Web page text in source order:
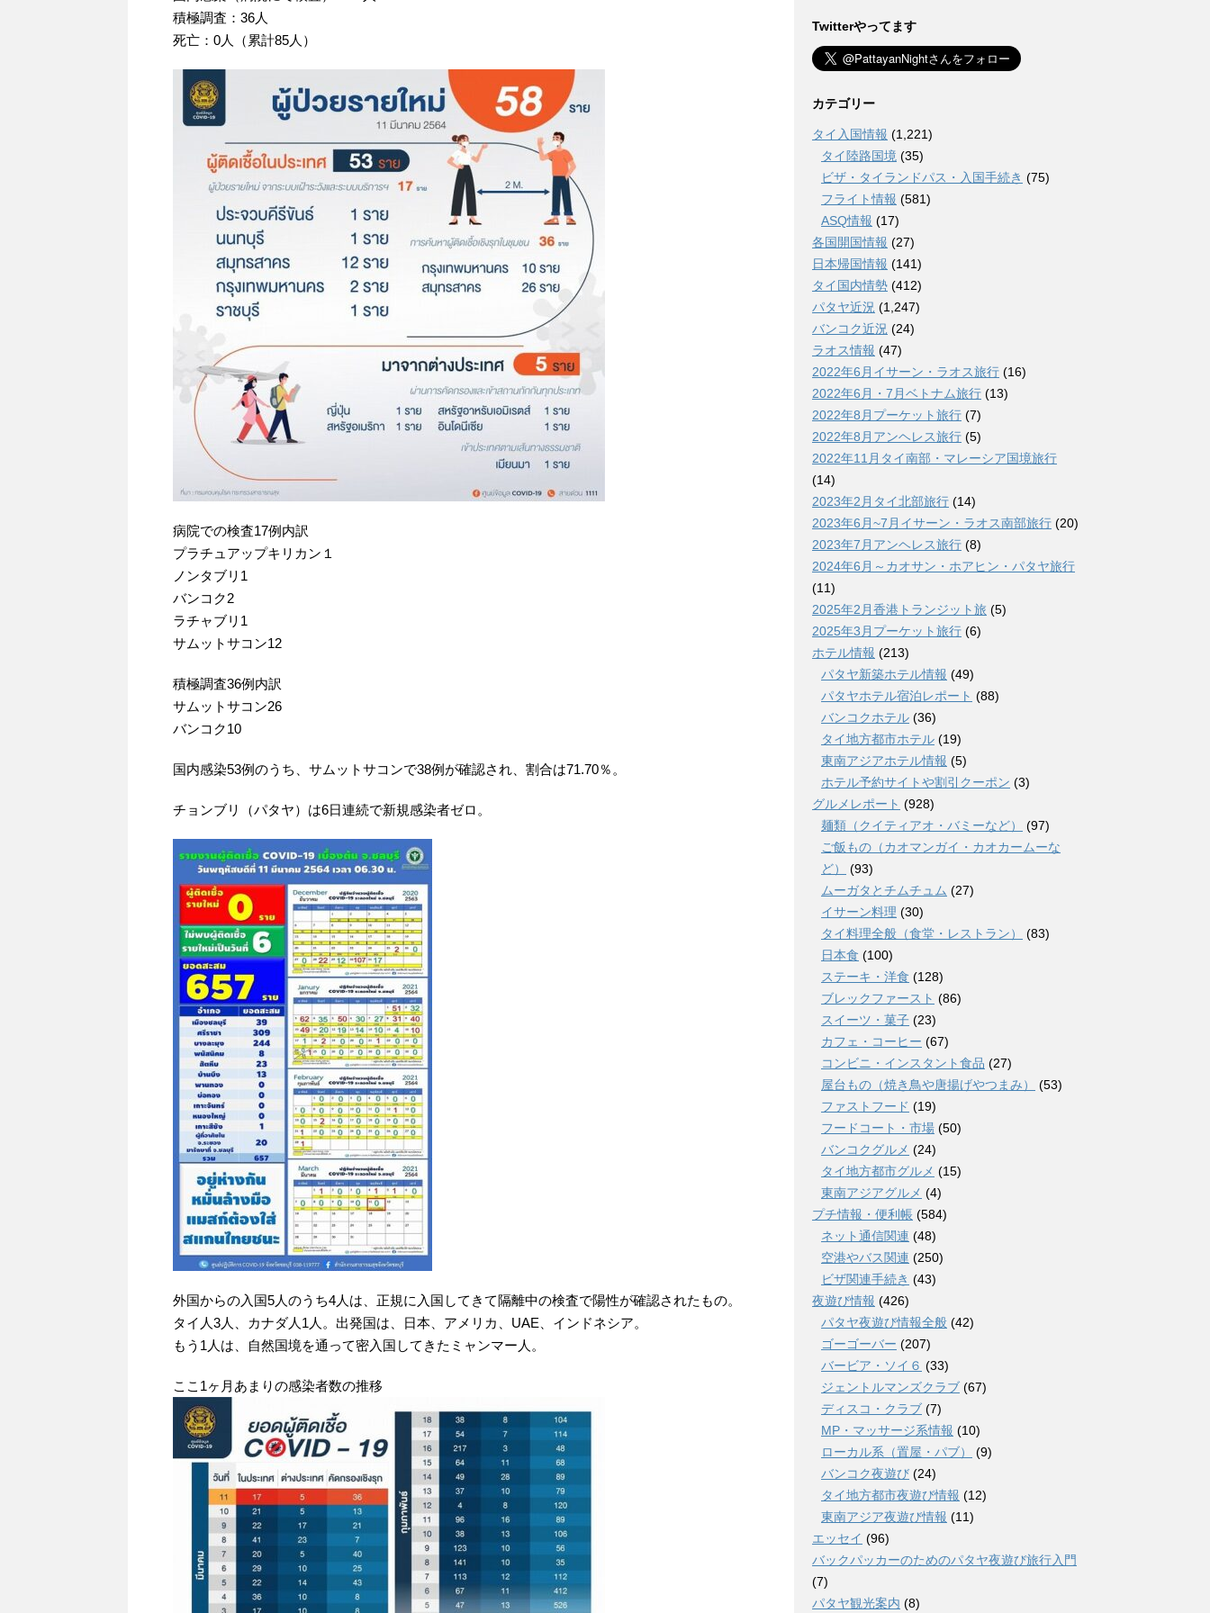
積極調査：36人
死亡：0人（累計85人）
病院での検査17例内訳
プラチュアップキリカン１
ノンタブリ1
バンコク2
ラチャブリ1
サムットサコン12
積極調査36例内訳
サムットサコン26
バンコク10
国内感染53例のうち、サムットサコンで38例が確認され、割合は71.70％。
チョンブリ（パタヤ）は6日連続で新規感染者ゼロ。
外国からの入国5人のうち4人は、正規に入国してきて隔離中の検査で陽性が確認されたもの。
タイ人3人、カナダ人1人。出発国は、日本、アメリカ、UAE、インドネシア。
もう1人は、自然国境を通って密入国してきたミャンマー人。
ここ1ヶ月あまりの感染者数の推移
Twitterやってます
カテゴリー
タイ入国情報 (1,221)
タイ陸路国境 (35)
ビザ・タイランドパス・入国手続き (75)
フライト情報 (581)
ASQ情報 (17)
各国開国情報 (27)
日本帰国情報 (141)
タイ国内情勢 (412)
パタヤ近況 (1,247)
バンコク近況 (24)
ラオス情報 (47)
2022年6月イサーン・ラオス旅行 (16)
2022年6月・7月ベトナム旅行 (13)
2022年8月プーケット旅行 (7)
2022年8月アンヘレス旅行 (5)
2022年11月タイ南部・マレーシア国境旅行
(14)
2023年2月タイ北部旅行 (14)
2023年6月~7月イサーン・ラオス南部旅行 (20)
2023年7月アンヘレス旅行 (8)
2024年6月～カオサン・ホアヒン・パタヤ旅行
(11)
2025年2月香港トランジット旅 (5)
2025年3月プーケット旅行 (6)
ホテル情報 (213)
パタヤ新築ホテル情報 (49)
パタヤホテル宿泊レポート (88)
バンコクホテル (36)
タイ地方都市ホテル (19)
東南アジアホテル情報 (5)
ホテル予約サイトや割引クーポン (3)
グルメレポート (928)
麺類（クイティアオ・バミーなど）
(97)
ご飯もの（カオマンガイ・カオカームーな
ど）
(93)
ムーガタとチムチュム (27)
イサーン料理 (30)
タイ料理全般（食堂・レストラン）
(83)
日本食 (100)
ステーキ・洋食 (128)
ブレックファースト (86)
スイーツ・菓子 (23)
カフェ・コーヒー (67)
コンビニ・インスタント食品 (27)
屋台もの（焼き鳥や唐揚げやつまみ）
(53)
ファストフード (19)
フードコート・市場 (50)
バンコクグルメ (24)
タイ地方都市グルメ (15)
東南アジアグルメ (4)
プチ情報・便利帳 (584)
ネット通信関連 (48)
空港やバス関連 (250)
ビザ関連手続き (43)
夜遊び情報 (426)
パタヤ夜遊び情報全般 (42)
ゴーゴーバー (207)
バービア・ソイ６ (33)
ジェントルマンズクラブ (67)
ディスコ・クラブ (7)
MP・マッサージ系情報 (10)
ローカル系（置屋・パブ）
(9)
バンコク夜遊び (24)
タイ地方都市夜遊び情報 (12)
東南アジア夜遊び情報 (11)
エッセイ (96)
バックパッカーのためのパタヤ夜遊び旅行入門
(7)
パタヤ観光案内 (8)